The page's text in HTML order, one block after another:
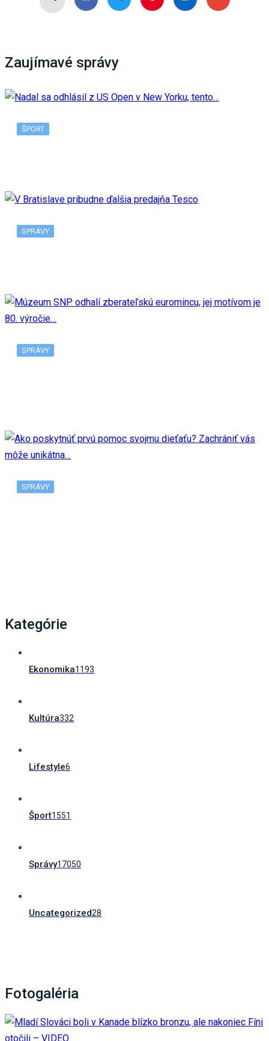
Zaujímavé správy
ŠPORT
SPRÁVY
SPRÁVY
SPRÁVY
Kategórie
Ekonomika1193
Kultúra332
Lifestyle6
Šport1551
Správy17050
Uncategorized28
Fotogaléria